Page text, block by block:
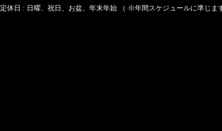
定休日 : 日曜、祝日、お盆、年末年始 （ ※年間スケジュールに準じま